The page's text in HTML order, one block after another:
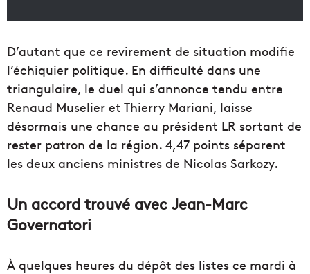
D’autant que ce revirement de situation modifie
l’échiquier politique. En difficulté dans une
triangulaire, le duel qui s’annonce tendu entre
Renaud Muselier et Thierry Mariani, laisse
désormais une chance au président LR sortant de
rester patron de la région. 4,47 points séparent
les deux anciens ministres de Nicolas Sarkozy.
Un accord trouvé avec Jean-Marc
Governatori
À quelques heures du dépôt des listes ce mardi à